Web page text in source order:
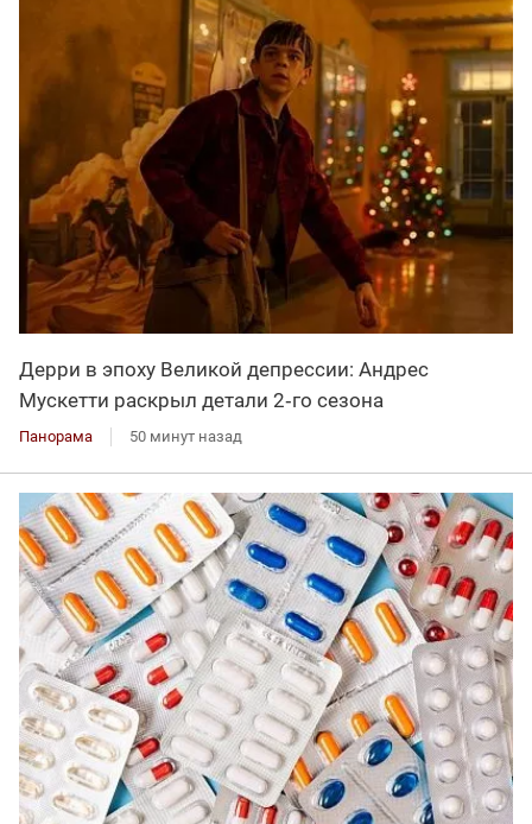
Дерри в эпоху Великой депрессии: Андрес
Мускетти раскрыл детали 2‑го сезона
Панорама 50 минут назад